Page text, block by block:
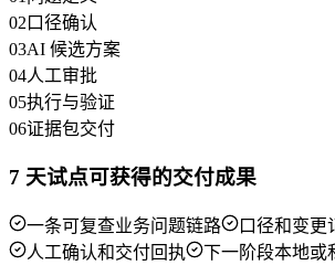
02 口径确认
03AI 候选方案
04人工审批
05执行与验证
06证据包交付
7 天试点可获得的交付成果
一条可复查业务问题链路 口径和变更
人工确认和交付回执
下一阶段本地或